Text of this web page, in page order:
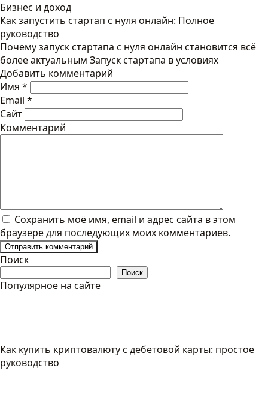
Бизнес и доход
Как запустить стартап с нуля онлайн: Полное
руководство
Почему запуск стартапа с нуля онлайн становится всё
более актуальным Запуск стартапа в условиях
Добавить комментарий
Имя *
Email *
Сайт
Комментарий
Сохранить моё имя, email и адрес сайта в этом
браузере для последующих моих комментариев.
Поиск
Поиск
Популярное на сайте
Как купить криптовалюту с дебетовой карты: простое
руководство